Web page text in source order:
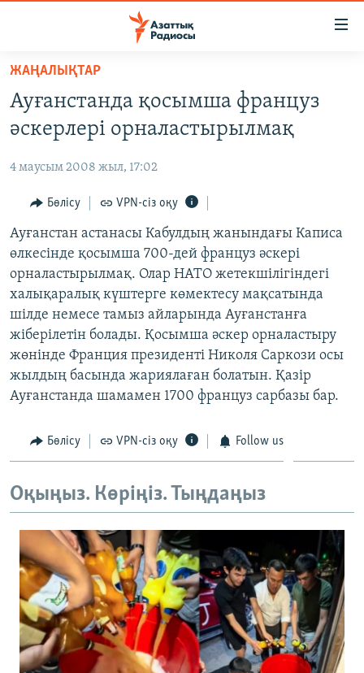
Skip
main
content
to
Navigation
Skip
to
Search
САЯСАТ
AZATTYQTV
ҚАҢТАР ОҚИҒАСЫ
АДАМ ҚҰҚЫҚТАРЫ
ӘЛЕУМЕТ
ӘЛЕМ
АРНАЙЫ ЖОБАЛАР
Русский
ЖАЗЫЛЫҢЫЗ
ЖАҢАЛЫҚТАР
Ауғанстанда қосымша француз
әскерлері орналастырылмақ
4 маусым 2008 жыл, 17:02
Бөлісу VPN-сіз оқу
Ауғанстан астанасы Кабулдың жанындағы Каписа
өлкесінде қосымша 700-дей француз әскері
орналастырылмақ. Олар НАТО жетекшілігіндегі
халықаралық күштерге көмектесу мақсатында
шілде немесе тамыз айларында Ауғанстанға
жіберілетін болады. Қосымша әскер орналастыру
жөнінде Франция президенті Николя Саркози осы
жылдың басында жариялаған болатын. Қазір
Ауғанстанда шамамен 1700 француз сарбазы бар.
Бөлісу VPN-сіз оқу Follow us
Оқыңыз. Көріңіз. Тыңдаңыз